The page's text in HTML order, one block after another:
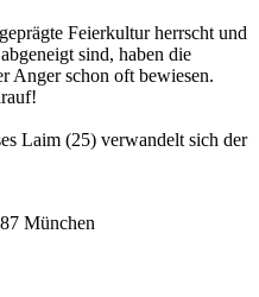
Feierkultur herrscht und
sind, haben die
Anger schon oft bewiesen.
Laim (25) verwandelt sich der
München